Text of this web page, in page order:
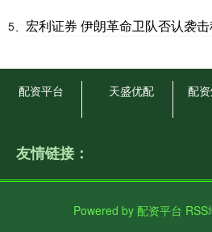
5、 宏利证券 伊朗革命卫队否认袭
配资平台 天盛优配 配
友情链接：
Powered by 配资平台 RSS